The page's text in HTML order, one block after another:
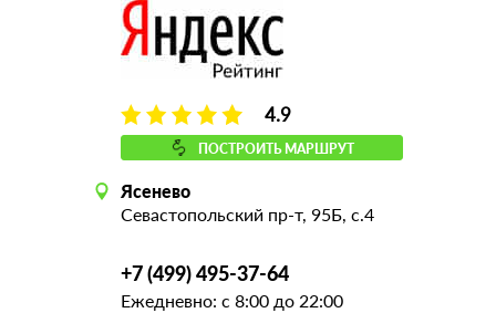
4.9
ПОСТРОИТЬ МАРШРУТ
Ясенево
Севастопольский пр-т, 95Б, с.4
+7 (499) 495-37-64
Ежедневно: с 8:00 до 22:00